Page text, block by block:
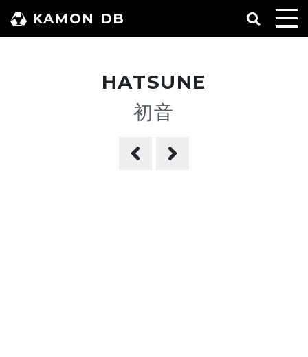
ン
KAMON DB
HATSUNE
初音